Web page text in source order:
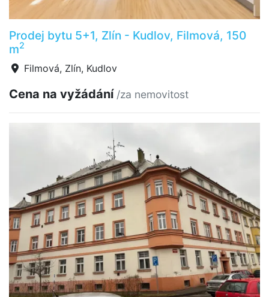
Prodej bytu 5+1, Zlín - Kudlov, Filmová, 150
m2
Filmová, Zlín, Kudlov
Cena na vyžádání /za nemovitost